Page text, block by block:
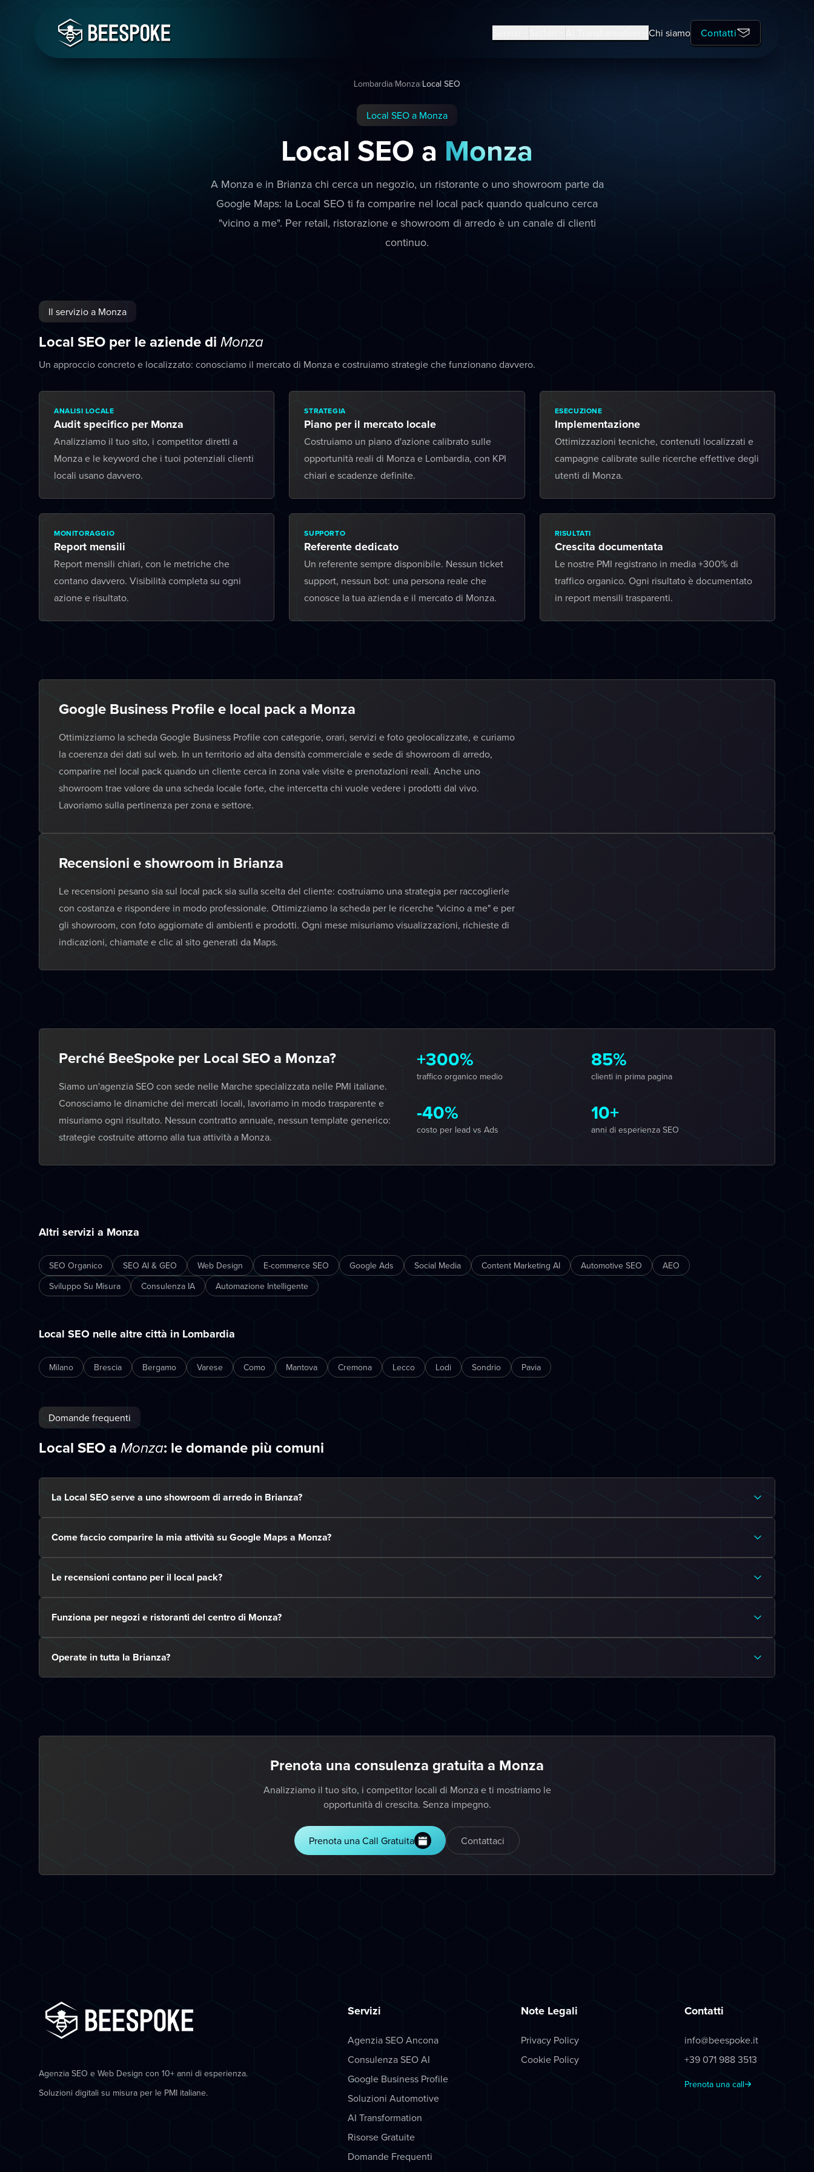
Chi siamo Contatti
Lombardia/Monza/Local SEO
Local SEO a Monza
Local SEO a Monza
A Monza e in Brianza chi cerca un negozio, un ristorante o uno showroom parte da
Google Maps: la Local SEO ti fa comparire nel local pack quando qualcuno cerca
"vicino a me". Per retail, ristorazione e showroom di arredo è un canale di clienti
continuo.
Il servizio a Monza
Local SEO per le aziende di Monza
Un approccio concreto e localizzato: conosciamo il mercato di Monza e costruiamo strategie che funzionano davvero.
ANALISI LOCALE
Audit specifico per Monza
Analizziamo il tuo sito, i competitor diretti a
Monza e le keyword che i tuoi potenziali clienti
locali usano davvero.
STRATEGIA
Piano per il mercato locale
Costruiamo un piano d'azione calibrato sulle
opportunità reali di Monza e Lombardia, con KPI
chiari e scadenze definite.
ESECUZIONE
Implementazione
Ottimizzazioni tecniche, contenuti localizzati e
campagne calibrate sulle ricerche effettive degli
utenti di Monza.
MONITORAGGIO
Report mensili
Report mensili chiari, con le metriche che
contano davvero. Visibilità completa su ogni
azione e risultato.
SUPPORTO
Referente dedicato
Un referente sempre disponibile. Nessun ticket
support, nessun bot: una persona reale che
conosce la tua azienda e il mercato di Monza.
RISULTATI
Crescita documentata
Le nostre PMI registrano in media +300% di
traffico organico. Ogni risultato è documentato
in report mensili trasparenti.
Google Business Profile e local pack a Monza
Ottimizziamo la scheda Google Business Profile con categorie, orari, servizi e foto geolocalizzate, e curiamo
la coerenza dei dati sul web. In un territorio ad alta densità commerciale e sede di showroom di arredo,
comparire nel local pack quando un cliente cerca in zona vale visite e prenotazioni reali. Anche uno
showroom trae valore da una scheda locale forte, che intercetta chi vuole vedere i prodotti dal vivo.
Lavoriamo sulla pertinenza per zona e settore.
Recensioni e showroom in Brianza
Le recensioni pesano sia sul local pack sia sulla scelta del cliente: costruiamo una strategia per raccoglierle
con costanza e rispondere in modo professionale. Ottimizziamo la scheda per le ricerche "vicino a me" e per
gli showroom, con foto aggiornate di ambienti e prodotti. Ogni mese misuriamo visualizzazioni, richieste di
indicazioni, chiamate e clic al sito generati da Maps.
Perché BeeSpoke per Local SEO a Monza?
Siamo un'agenzia SEO con sede nelle Marche specializzata nelle PMI italiane.
Conosciamo le dinamiche dei mercati locali, lavoriamo in modo trasparente e
misuriamo ogni risultato. Nessun contratto annuale, nessun template generico:
strategie costruite attorno alla tua attività a Monza.
+300%
traffico organico medio
85%
clienti in prima pagina
-40%
costo per lead vs Ads
10+
anni di esperienza SEO
Altri servizi a Monza
SEO Organico SEO AI & GEO Web Design E-commerce SEO Google Ads Social Media Content Marketing AI Automotive SEO
AEO
Sviluppo Su Misura
Consulenza IA Automazione Intelligente
Local SEO nelle altre città in Lombardia
Milano Brescia Bergamo Varese Como Mantova Cremona Lecco Lodi Sondrio Pavia
Domande frequenti
Local SEO a Monza: le domande più comuni
La Local SEO serve a uno showroom di arredo in Brianza?
Come faccio comparire la mia attività su Google Maps a Monza?
Le recensioni contano per il local pack?
Funziona per negozi e ristoranti del centro di Monza?
Operate in tutta la Brianza?
Prenota una consulenza gratuita a Monza
Analizziamo il tuo sito, i competitor locali di Monza e ti mostriamo le
opportunità di crescita. Senza impegno.
Prenota una Call Gratuita Contattaci
Agenzia SEO e Web Design con 10+ anni di esperienza.
Soluzioni digitali su misura per le PMI italiane.
Servizi
Agenzia SEO Ancona
Consulenza SEO AI
Google Business Profile
Soluzioni Automotive
AI Transformation
Risorse Gratuite
Domande Frequenti
Note Legali
Privacy Policy
Cookie Policy
Contatti
info@beespoke.it
+39 071 988 3513
Prenota una call